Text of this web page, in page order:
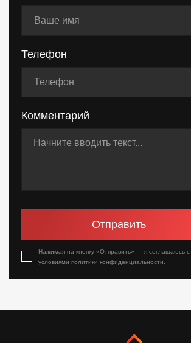
Телефон
Комментарий
Отправить
Нажимая на кнопку «Отправить» — я соглашаюсь с
условиями политики конфиденциальности.